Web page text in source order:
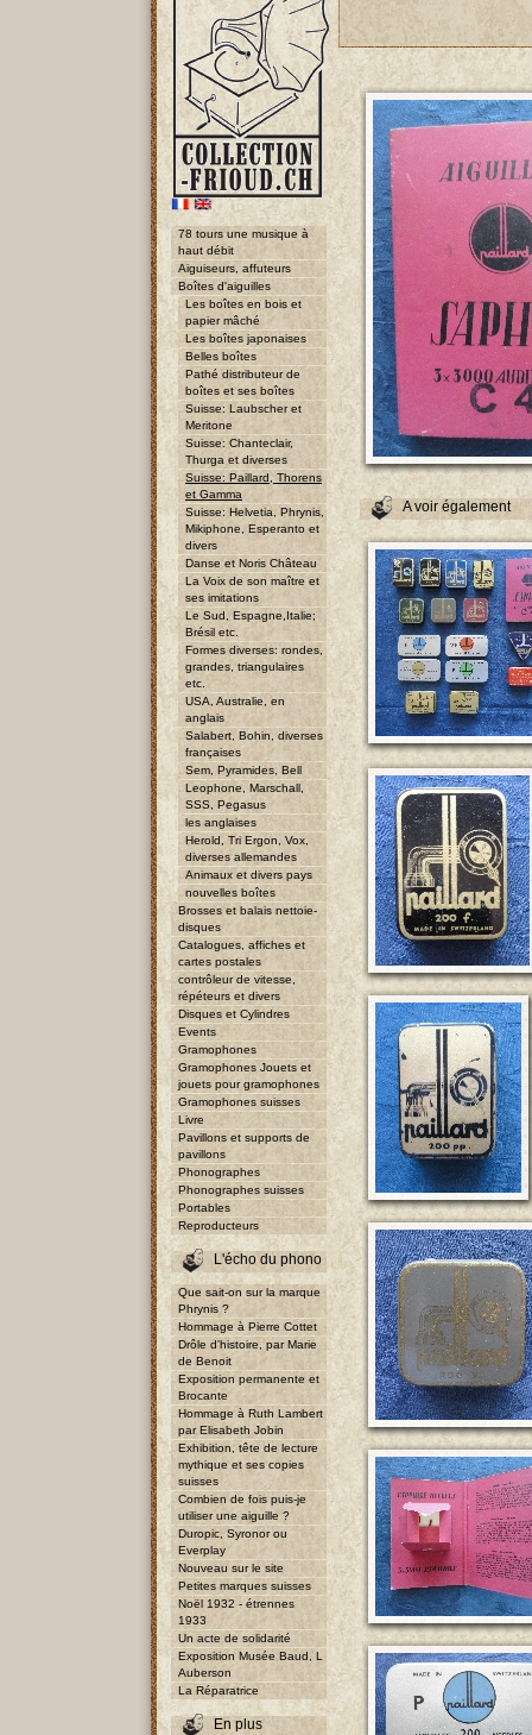
78 tours une musique à
haut débit
Aiguiseurs, affuteurs
Boîtes d'aiguilles
Les boîtes en bois et
papier mâché
Les boîtes japonaises
Belles boîtes
Pathé distributeur de
boîtes et ses boîtes
Suisse: Laubscher et
Meritone
Suisse: Chanteclair,
Thurga et diverses
Suisse: Paillard, Thorens
et Gamma
Suisse: Helvetia, Phrynis,
Mikiphone, Esperanto et
divers
Danse et Noris Château
La Voix de son maître et
ses imitations
Le Sud, Espagne,Italie;
Brésil etc.
Formes diverses: rondes,
grandes, triangulaires
etc.
USA, Australie, en
anglais
Salabert, Bohin, diverses
françaises
Sem, Pyramides, Bell
Leophone, Marschall,
SSS, Pegasus
les anglaises
Herold, Tri Ergon, Vox,
diverses allemandes
Animaux et divers pays
nouvelles boîtes
Brosses et balais nettoie-
disques
Catalogues, affiches et
cartes postales
contrôleur de vitesse,
répéteurs et divers
Disques et Cylindres
Events
Gramophones
Gramophones Jouets et
jouets pour gramophones
Gramophones suisses
Livre
Pavillons et supports de
pavillons
Phonographes
Phonographes suisses
Portables
Reproducteurs
L'écho du phono
Que sait-on sur la marque
Phrynis ?
Hommage à Pierre Cottet
Drôle d'histoire, par Marie
de Benoit
Exposition permanente et
Brocante
Hommage à Ruth Lambert
par Elisabeth Jobin
Exhibition, tête de lecture
mythique et ses copies
suisses
Combien de fois puis-je
utiliser une aiguille ?
Duropic, Syronor ou
Everplay
Nouveau sur le site
Petites marques suisses
Noël 1932 - étrennes
1933
Un acte de solidarité
Exposition Musée Baud, L
Auberson
La Réparatrice
En plus
A voir également